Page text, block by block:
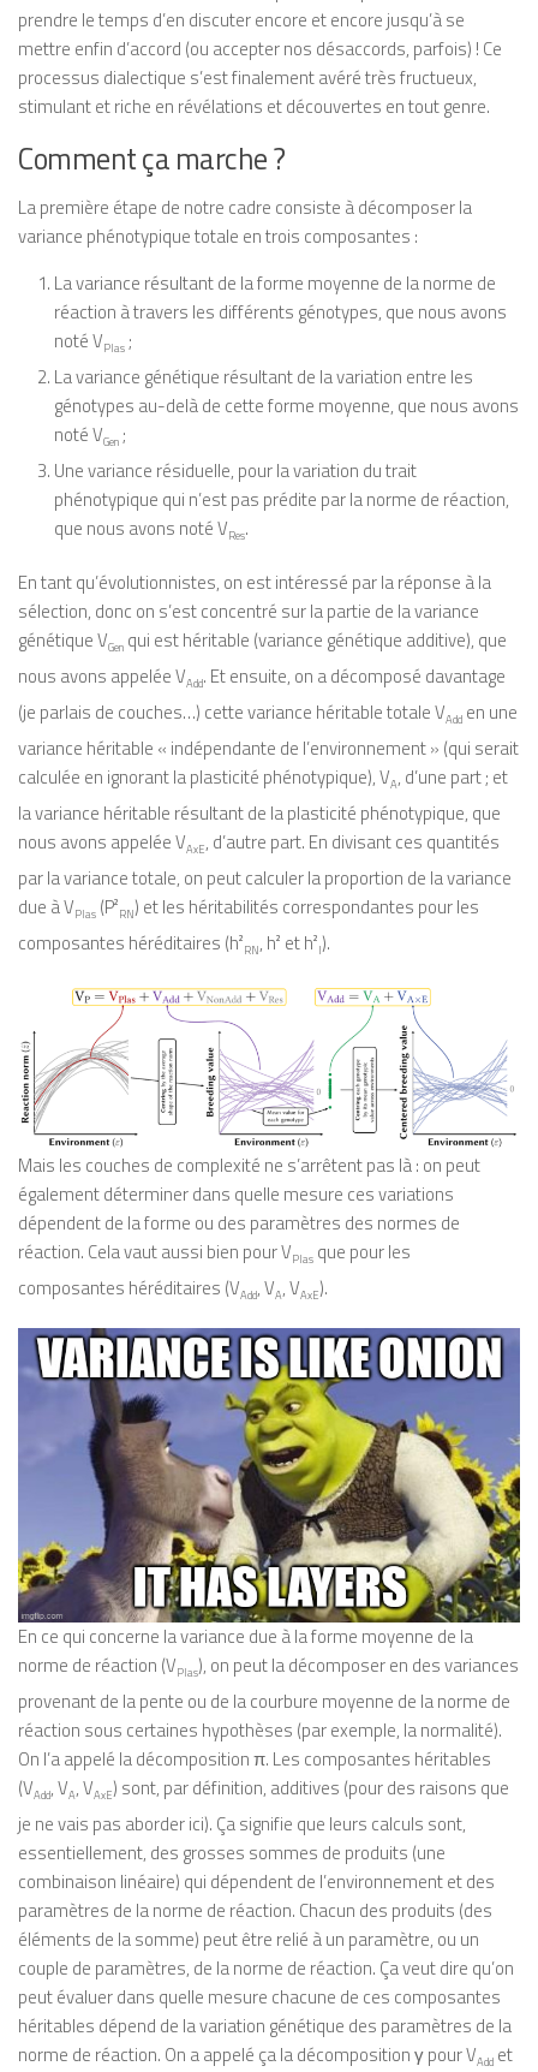
prendre le temps d’en discuter encore et encore jusqu’à se
mettre enfin d’accord (ou accepter nos désaccords, parfois) ! Ce
processus dialectique s’est finalement avéré très fructueux,
stimulant et riche en révélations et découvertes en tout genre.
Comment ça marche ?
La première étape de notre cadre consiste à décomposer la
variance phénotypique totale en trois composantes :
La variance résultant de la forme moyenne de la norme de
réaction à travers les différents génotypes, que nous avons
noté VPlas ;
La variance génétique résultant de la variation entre les
génotypes au-delà de cette forme moyenne, que nous avons
noté VGen ;
Une variance résiduelle, pour la variation du trait
phénotypique qui n’est pas prédite par la norme de réaction,
que nous avons noté VRes.
En tant qu’évolutionnistes, on est intéressé par la réponse à la
sélection, donc on s’est concentré sur la partie de la variance
génétique VGen qui est héritable (variance génétique additive), que
nous avons appelée VAdd. Et ensuite, on a décomposé davantage
(je parlais de couches…) cette variance héritable totale VAdd en une
variance héritable « indépendante de l’environnement » (qui serait
calculée en ignorant la plasticité phénotypique), VA, d’une part ; et
la variance héritable résultant de la plasticité phénotypique, que
nous avons appelée VAxE, d’autre part. En divisant ces quantités
par la variance totale, on peut calculer la proportion de la variance
due à VPlas (P²RN) et les héritabilités correspondantes pour les
composantes héréditaires (h²RN, h² et h²I).
Mais les couches de complexité ne s’arrêtent pas là : on peut
également déterminer dans quelle mesure ces variations
dépendent de la forme ou des paramètres des normes de
réaction. Cela vaut aussi bien pour VPlas que pour les
composantes héréditaires (VAdd, VA, VAxE).
En ce qui concerne la variance due à la forme moyenne de la
norme de réaction (VPlas), on peut la décomposer en des variances
provenant de la pente ou de la courbure moyenne de la norme de
réaction sous certaines hypothèses (par exemple, la normalité).
On l’a appelé la décomposition π. Les composantes héritables
(VAdd, VA, VAxE) sont, par définition, additives (pour des raisons que
je ne vais pas aborder ici). Ça signifie que leurs calculs sont,
essentiellement, des grosses sommes de produits (une
combinaison linéaire) qui dépendent de l’environnement et des
paramètres de la norme de réaction. Chacun des produits (des
éléments de la somme) peut être relié à un paramètre, ou un
couple de paramètres, de la norme de réaction. Ça veut dire qu’on
peut évaluer dans quelle mesure chacune de ces composantes
héritables dépend de la variation génétique des paramètres de la
norme de réaction. On a appelé ça la décomposition γ pour VAdd et